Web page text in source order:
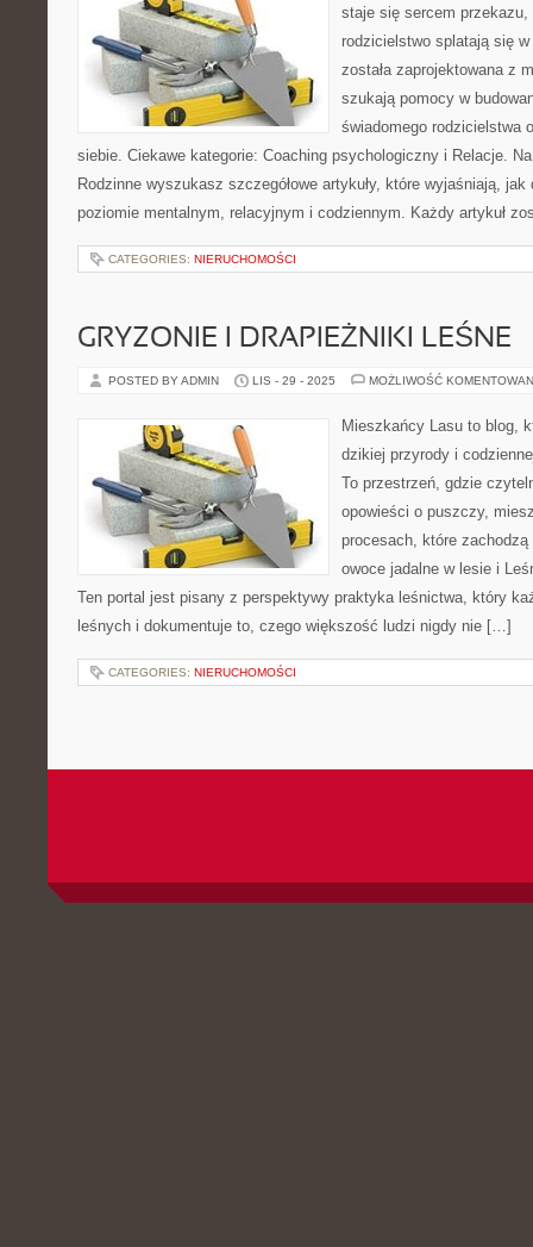
staje się sercem
rodzicielstwo splatają się
została zaprojektowana z
szukają pomocy w
świadomego rodzicielstwa
siebie. Ciekawe kategorie: Coaching psychologiczny i Relacje.
Rodzinne wyszukasz szczegółowe artykuły, które wyjaśniają,
poziomie mentalnym, relacyjnym i codziennym. Każdy artykuł
CATEGORIES: NIERUCHOMOŚCI
GRYZONIE I DRAPIEŻNIKI LEŚNE
POSTED BY ADMIN LIS - 29 - 2025 MOŻLIWOŚĆ
Mieszkańcy Lasu to blog,
dzikiej przyrody i
To przestrzeń, gdzie
opowieści o puszczy,
procesach, które
owoce jadalne w lesie i
Ten portal jest pisany z perspektywy praktyka leśnictwa, który
leśnych i dokumentuje to, czego większość ludzi nigdy nie […]
CATEGORIES: NIERUCHOMOŚCI